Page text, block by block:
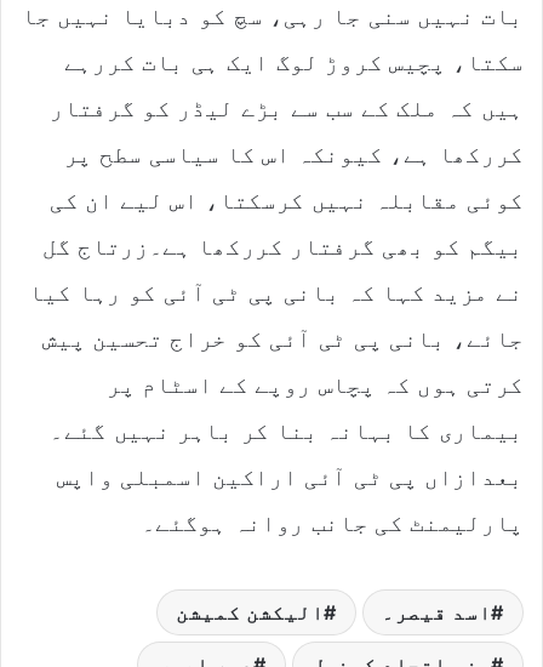
بات نہیں سنی جا رہی، سچ کو دبایا نہیں جا
سکتا، پچیس کروڑ لوگ ایک ہی بات کررہے
ہیں کہ ملک کے سب سے بڑے لیڈر کو گرفتار
کررکھا ہے، کیونکہ اس کا سیاسی سطح پر
کوئی مقابلہ نہیں کرسکتا، اس لیے ان کی
بیگم کو بھی گرفتار کررکھا ہے۔زرتاج گل
نے مزید کہا کہ بانی پی ٹی آئی کو رہا کیا
جائے، بانی پی ٹی آئی کو خراج تحسین پیش
کرتی ہوں کہ پچاس روپے کے اسٹام پر
بیماری کا بہانہ بنا کر باہر نہیں گئے۔
بعدازاں پی ٹی آئی اراکین اسمبلی واپس
پارلیمنٹ کی جانب روانہ ہوگئے۔
اسد قیصر۔ الیکشن کمیشن